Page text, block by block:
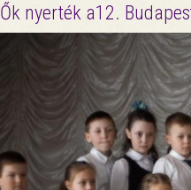
Ők nyerték a12.